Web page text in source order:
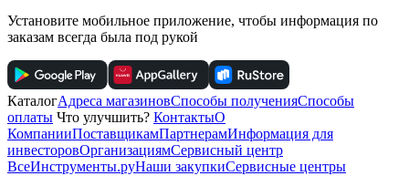
Установите мобильное приложение, чтобы информация по
заказам всегда была под рукой
КаталогАдреса магазиновСпособы полученияСпособы
оплаты Что улучшить? КонтактыО
КомпанииПоставщикамПартнерамИнформация для
инвесторовОрганизациямСервисный центр
ВсеИнструменты.руНаши закупкиСервисные центры